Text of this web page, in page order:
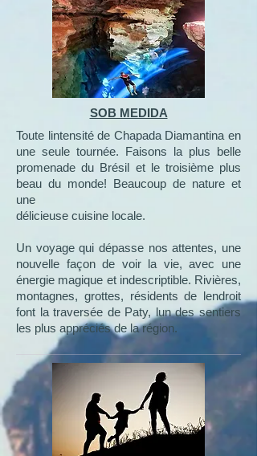
SOB MEDIDA
Toute lintensité de Chapada Diamantina en
une seule tournée. Faisons la plus belle
promenade du Brésil et le troisième plus
beau du monde! Beaucoup de nature et
une
délicieuse cuisine locale.
Un voyage qui dépasse nos attentes, une
nouvelle façon de voir la vie, avec une
énergie magique et indescriptible. Rivières,
montagnes, grottes, résidents de lendroit
font la traversée de Paty, lun des sentiers
les plus appréciés de la région.